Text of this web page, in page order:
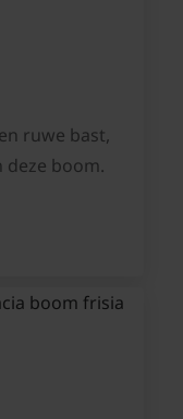
ruwe bast,
deze boom.